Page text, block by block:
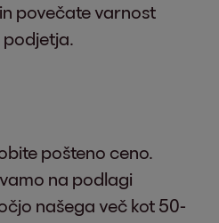
povečate varnost
pošteno ceno.
na podlagi
našega več kot 50-